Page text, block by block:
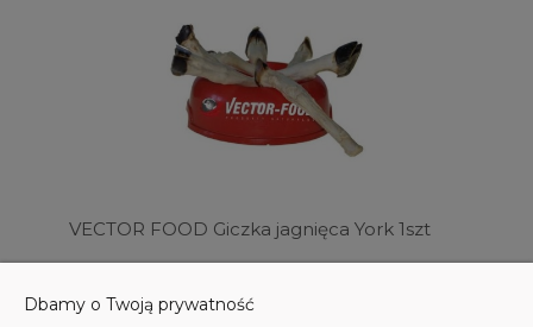
VECTOR FOOD Giczka jagnięca York 1szt
Dbamy o Twoją prywatność